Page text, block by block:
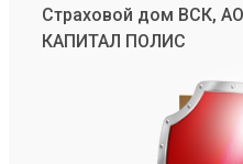
Страховой дом ВСК,
КАПИТАЛ ПОЛИС